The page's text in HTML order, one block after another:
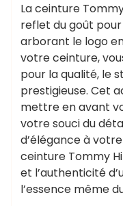
La ceinture
reflet du goût
arborant le logo
votre ceinture,
pour la qualité, le
prestigieuse. Cet
mettre en avant
votre souci du
d’élégance à
ceinture Tommy
et l’authenticité
l’essence même